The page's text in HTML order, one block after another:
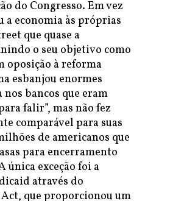
do Congresso. Em vez
a economia às próprias
que quase a
o seu objetivo como
oposição à reforma
esbanjou enormes
nos bancos que eram
falir”, mas não fez
comparável para suas
de americanos que
para encerramento
única exceção foi a
através do
que proporcionou um